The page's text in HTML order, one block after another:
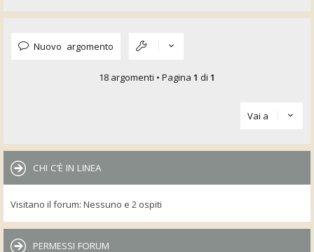
Nuovo argomento
18 argomenti • Pagina 1 di 1
Vai a
CHI C’È IN LINEA
Visitano il forum: Nessuno e 2 ospiti
PERMESSI FORUM